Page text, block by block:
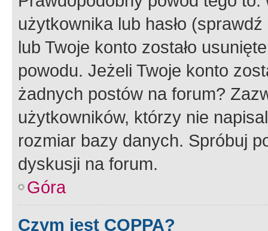
użytkownika lub hasło
lub Twoje konto zostało
powodu. Jeżeli Twoje konto
żadnych postów na forum?
użytkowników, którzy nie
rozmiar bazy danych. Spróbuj
dyskusji na forum.
Góra
Czym jest COPPA?